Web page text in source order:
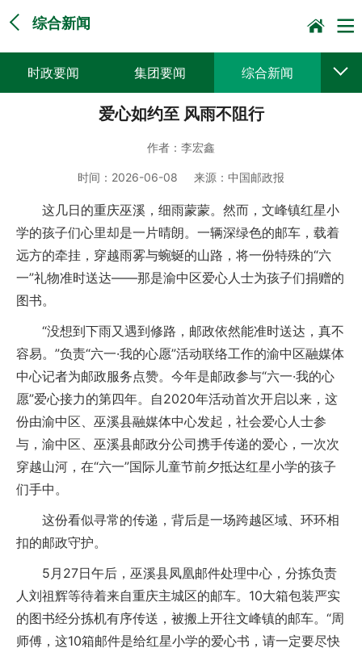
综合新闻
时政要闻 集团要闻 综合新闻
党建动态 普遍服务
企业文化
爱心如约至 风雨不阻行
作者： 李宏鑫
时间： 2026-06-08 来源： 中国邮政报
这几日的重庆巫溪，细雨蒙蒙。然而，文峰镇红星小
学的孩子们心里却是一片晴朗。一辆深绿色的邮车，载着
远方的牵挂，穿越雨雾与蜿蜒的山路，将一份特殊的“六
一”礼物准时送达——那是渝中区爱心人士为孩子们捐赠的
图书。
“没想到下雨又遇到修路，邮政依然能准时送达，真不
容易。”负责“六一·我的心愿”活动联络工作的渝中区融媒体
中心记者为邮政服务点赞。今年是邮政参与“六一·我的心
愿”爱心接力的第四年。自2020年活动首次开启以来，这
份由渝中区、巫溪县融媒体中心发起，社会爱心人士参
与，渝中区、巫溪县邮政分公司携手传递的爱心，一次次
穿越山河，在“六一”国际儿童节前夕抵达红星小学的孩子
们手中。
这份看似寻常的传递，背后是一场跨越区域、环环相
扣的邮政守护。
5月27日午后，巫溪县凤凰邮件处理中心，分拣负责
人刘祖辉等待着来自重庆主城区的邮车。10大箱包装严实
的图书经分拣机有序传送，被搬上开往文峰镇的邮车。“周
师傅，这10箱邮件是给红星小学的爱心书，请一定要尽快